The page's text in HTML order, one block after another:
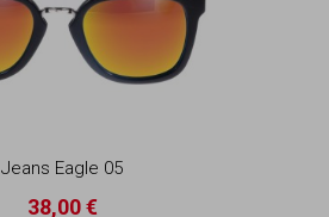
Jeans Eagle 05
38,00 €